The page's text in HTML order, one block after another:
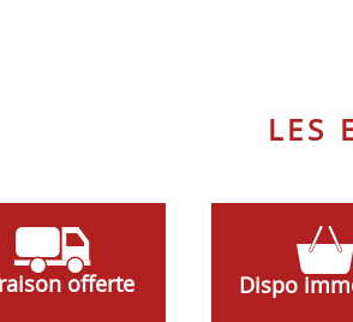
LES
offerte Dispo